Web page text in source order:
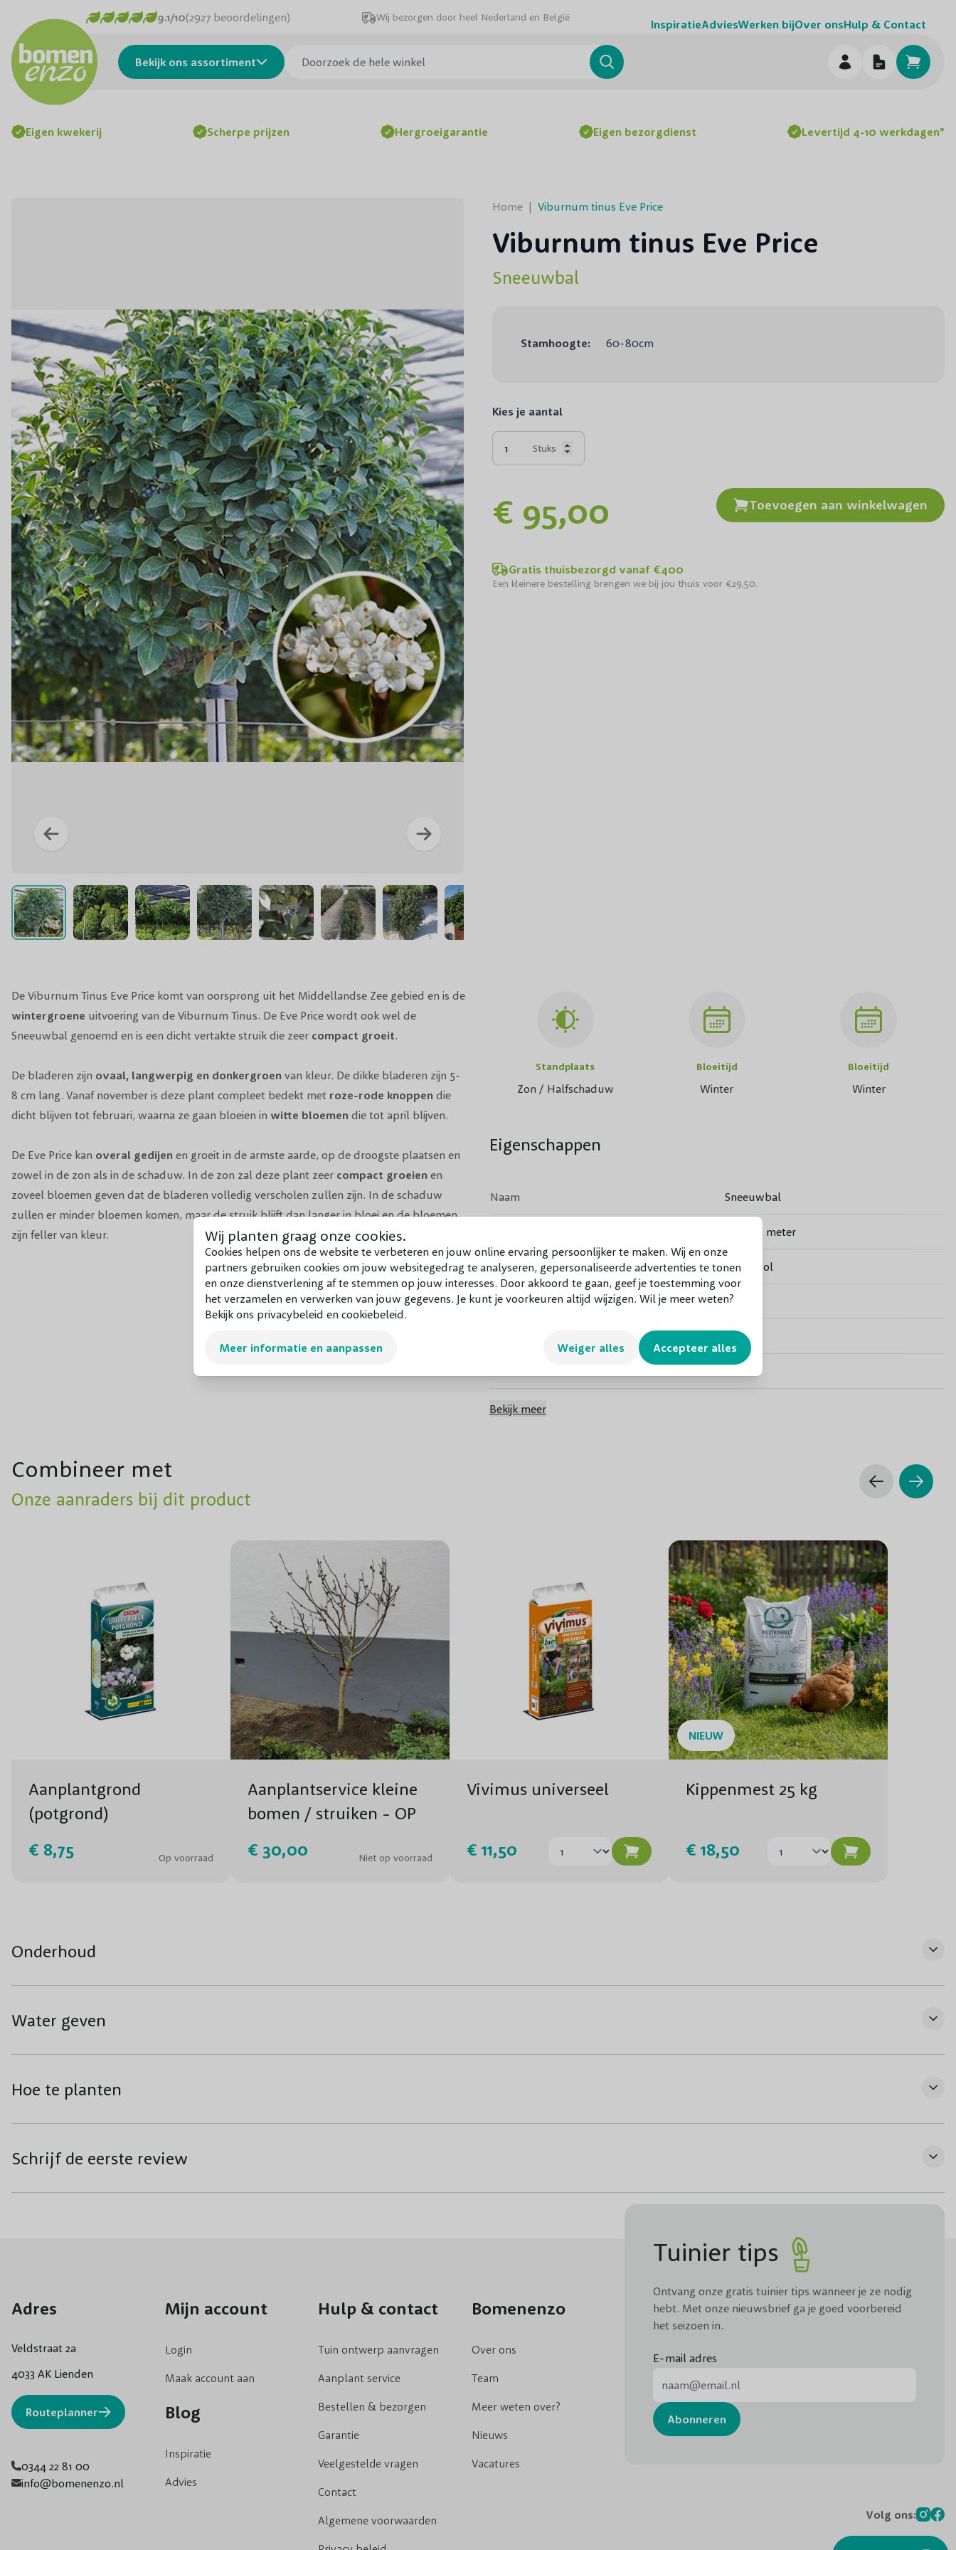
Wij planten graag onze cookies.
Cookies helpen ons de website te verbeteren en jouw online ervaring persoonlijker te maken. Wij en onze
partners gebruiken cookies om jouw websitegedrag te analyseren, gepersonaliseerde advertenties te tonen
en onze dienstverlening af te stemmen op jouw interesses. Door akkoord te gaan, geef je toestemming voor
het verzamelen en verwerken van jouw gegevens. Je kunt je voorkeuren altijd wijzigen. Wil je meer weten?
Bekijk ons privacybeleid en cookiebeleid.
Meer informatie en aanpassen Weiger alles Accepteer alles
9.1/10(2927 beoordelingen) Wij bezorgen door heel Nederland en België InspiratieAdviesWerken bijOver onsHulp & Contact
Bekijk ons assortiment
Search
Eigen kwekerij Scherpe prijzen Hergroeigarantie Eigen bezorgdienst Levertijd 4-10 werkdagen*
Home | Viburnum tinus Eve Price
Viburnum tinus Eve Price
Sneeuwbal
Stamhoogte: 60-80cm
Kies je aantal
Stuks
€ 95,00 Toevoegen aan winkelwagen
Gratis thuisbezorgd vanaf €400
Een kleinere bestelling brengen we bij jou thuis voor €29,50.
De Viburnum Tinus Eve Price komt van oorsprong uit het Middellandse Zee gebied en is de
wintergroene uitvoering van de Viburnum Tinus. De Eve Price wordt ook wel de
Sneeuwbal genoemd en is een dicht vertakte struik die zeer compact groeit.
De bladeren zijn ovaal, langwerpig en donkergroen van kleur. De dikke bladeren zijn 5-
8 cm lang. Vanaf november is deze plant compleet bedekt met roze-rode knoppen die
dicht blijven tot februari, waarna ze gaan bloeien in witte bloemen die tot april blijven.
De Eve Price kan overal gedijen en groeit in de armste aarde, op de droogste plaatsen en
zowel in de zon als in de schaduw. In de zon zal deze plant zeer compact groeien en
zoveel bloemen geven dat de bladeren volledig verscholen zullen zijn. In de schaduw
zullen er minder bloemen komen, maar de struik blijft dan langer in bloei en de bloemen
zijn feller van kleur.
Standplaats
Zon / Halfschaduw
Bloeitijd
Winter
Bloeitijd
Winter
Eigenschappen
Naam Sneeuwbal
1,5 tot 2 meter
Kroon Rond/Bol
Bladkleur Groen
Nee
Bloeitijd
Niet giftig voor mensen en dieren
Goed doorlatende grond
Gemiddeld
Trosvormig
Windbestendigheid Goed
Winterhardheid Zeer goed
Toepassing (kleine) tuinen, terras en balkon
Pot
Bekijk meer
Combineer met
Onze aanraders bij dit product
Aanplantgrond
(potgrond)
€ 8,75
Op voorraad
Aanplantservice kleine
bomen / struiken - OP
€ 30,00 Niet op voorraad
Vivimus universeel
€ 11,50
NIEUW
Kippenmest 25 kg
€ 18,50
Onderhoud
Water geven
Hoe te planten
Schrijf de eerste review
Adres
Veldstraat 2a
4033 AK Lienden
Routeplanner
0344 22 81 00
info@bomenenzo.nl
Mijn account
Login
Maak account aan
Blog
Inspiratie
Advies
Hulp & contact
Tuin ontwerp aanvragen
Aanplant service
Bestellen & bezorgen
Garantie
Veelgestelde vragen
Contact
Algemene voorwaarden
Bomenenzo
Over ons
Team
Meer weten over?
Nieuws
Vacatures
Tuinier tips
Ontvang onze gratis tuinier tips wanneer je ze nodig
hebt. Met onze nieuwsbrief ga je goed voorbereid
het seizoen in.
E-mail adres
Abonneren
Volg ons: